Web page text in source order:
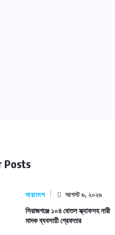
Posts
সারাদেশ আগস্ট ৬, ২০২৬
সিরাজগঞ্জে ১০৪ বোতল স্ক্যাফসহ নারী
মাদক ব্যবসায়ী গ্রেফতার